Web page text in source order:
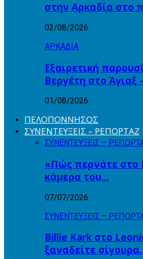
στην Αρκαδία στο
02/08/2026
ΑΡΚΑΔΙΑ
Εξαιρετική
Βεργέτη στο Άγιαξ
01/08/2026
ΠΕΛΟΠΟΝΝΗΣΟΣ
ΣΥΝΕΝΤΕΥΞΕΙΣ – ΡΕΠΟΡΤΑΖ
ΣΥΝΕΝΤΕΥΞΕΙΣ –
«Πώς περνάτε στο
κάμερα του…
07/07/2026
ΣΥΝΕΝΤΕΥΞΕΙΣ –
Billie Kark στο
ξαναδείτε